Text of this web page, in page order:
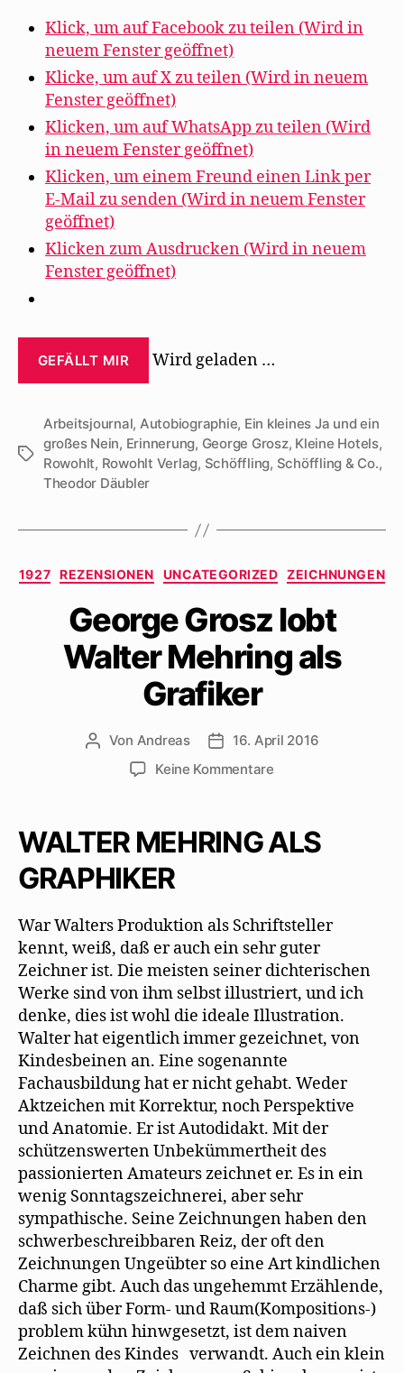
Mehring“
Klick, um auf Facebook zu teilen (Wird in
neuem Fenster geöffnet)
Klicke, um auf X zu teilen (Wird in neuem
Fenster geöffnet)
Klicken, um auf WhatsApp zu teilen (Wird
in neuem Fenster geöffnet)
Klicken, um einem Freund einen Link per
E-Mail zu senden (Wird in neuem Fenster
geöffnet)
Klicken zum Ausdrucken (Wird in neuem
Fenster geöffnet)
GEFÄLLT MIR Wird geladen …
Schlagwörter
Arbeitsjournal, Autobiographie, Ein kleines Ja und ein
großes Nein, Erinnerung, George Grosz, Kleine Hotels,
Rowohlt, Rowohlt Verlag, Schöffling, Schöffling & Co.,
Theodor Däubler
Kategorien
1927 REZENSIONEN UNCATEGORIZED ZEICHNUNGEN
George Grosz lobt
Walter Mehring als
Grafiker
Beitragsautor
Von Andreas Beitragsdatum
16. April 2016
Keine Kommentarezu
lobt
Walter
WALTER MEHRING ALS
GRAPHIKER
War Walters Produktion als Schriftsteller
kennt, weiß, daß er auch ein sehr guter
Zeichner ist. Die meisten seiner dichterischen
Werke sind von ihm selbst illustriert, und ich
denke, dies ist wohl die ideale Illustration.
Walter hat eigentlich immer gezeichnet, von
Kindesbeinen an. Eine sogenannte
Fachausbildung hat er nicht gehabt. Weder
Aktzeichen mit Korrektur, noch Perspektive
und Anatomie. Er ist Autodidakt. Mit der
schützenswerten Unbekümmertheit des
passionierten Amateurs zeichnet er. Es in ein
wenig Sonntagszeichnerei, aber sehr
sympathische. Seine Zeichnungen haben den
schwerbeschreibbaren Reiz, der oft den
Zeichnungen Ungeübter so eine Art kindlichen
Charme gibt. Auch das ungehemmt Erzählende,
daß sich über Form- und Raum(Kompositions-)
problem kühn hinwgesetzt, ist dem naiven
Zeichnen des Kindes verwandt. Auch ein klein